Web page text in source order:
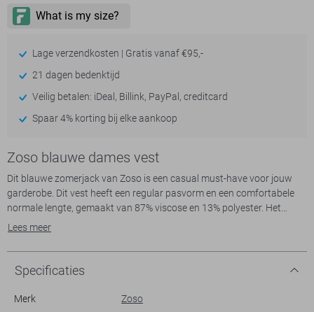
Lage verzendkosten | Gratis vanaf €95,-
21 dagen bedenktijd
Veilig betalen: iDeal, Billink, PayPal, creditcard
Spaar 4% korting bij elke aankoop
Zoso blauwe dames vest
Dit blauwe zomerjack van Zoso is een casual must-have voor jouw
garderobe. Dit vest heeft een regular pasvorm en een comfortabele
normale lengte, gemaakt van 87% viscose en 13% polyester. Het
materiaal zorgt voor een zachte, vloeiende uitstraling die ideaal is
ritssluiting is dit vest eenvoudig aan te trekken en past het bij
uiteenlopende outfits. De lange mouwen en steekzakken geven het
een functionele en toch stijlvolle look.
De subtiele blauwe kleur van dit Zoso vest maakt het een veelzijdige
Lees meer
Specificaties
Merk
Zoso